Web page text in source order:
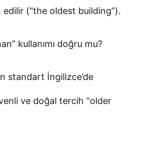
edilir (“the oldest building”).
kullanımı doğru mu?
standart İngilizce’de
ve doğal tercih “older